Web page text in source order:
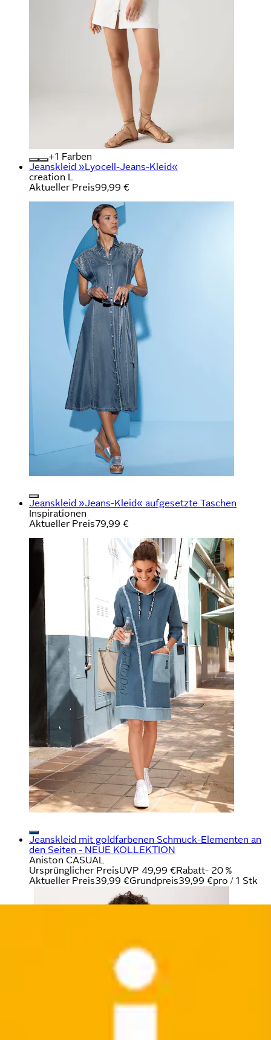
+
Farben
Jeanskleid »Lyocell-Jeans-Kleid«
creation L
Aktueller Preis99,99 €
Jeanskleid »Jeans-Kleid« aufgesetzte Taschen
Inspirationen
Aktueller Preis79,99 €
Jeanskleid mit goldfarbenen Schmuck-Elementen an
den Seiten - NEUE KOLLEKTION
Aniston CASUAL
Ursprünglicher PreisUVP 49,99 €Rabatt- 20 %
Aktueller Preis39,99 €Grundpreis39,99 €pro / 1 Stk